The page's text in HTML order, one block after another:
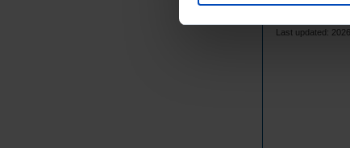
1979
1980
Last updated: